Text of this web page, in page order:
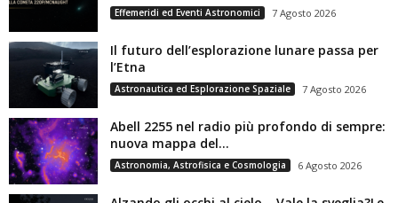
Effemeridi ed Eventi Astronomici 7 Agosto 2026
Il futuro dell’esplorazione lunare passa per
l’Etna
Astronautica ed Esplorazione Spaziale 7 Agosto 2026
Abell 2255 nel radio più profondo di sempre:
nuova mappa del...
Astronomia, Astrofisica e Cosmologia 6 Agosto 2026